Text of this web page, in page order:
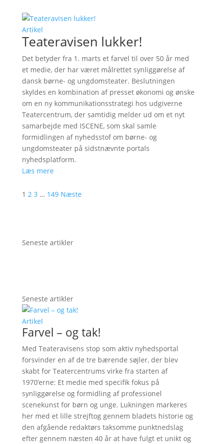
Artikel
Teateravisen lukker!
Det betyder fra 1. marts et farvel til over 50 år med
et medie, der har været målrettet synliggørelse af
dansk børne- og ungdomsteater. Beslutningen
skyldes en kombination af presset økonomi og ønske
om en ny kommunikationsstrategi hos udgiverne
Teatercentrum, der samtidig melder ud om et nyt
samarbejde med ISCENE, som skal samle
formidlingen af nyhedsstof om børne- og
ungdomsteater på sidstnævnte portals
nyhedsplatform.
Læs mere
1 2 3 … 149 Næste
Seneste artikler
Seneste artikler
Artikel
Farvel – og tak!
Med Teateravisens stop som aktiv nyhedsportal
forsvinder en af de tre bærende søjler, der blev
skabt for Teatercentrums virke fra starten af
1970’erne: Et medie med specifik fokus på
synliggørelse og formidling af professionel
scenekunst for børn og unge. Lukningen markeres
her med et lille strejftog gennem bladets historie og
den afgående redaktørs taksomme punktnedslag
efter gennem næsten 40 år at have fulgt et unikt og